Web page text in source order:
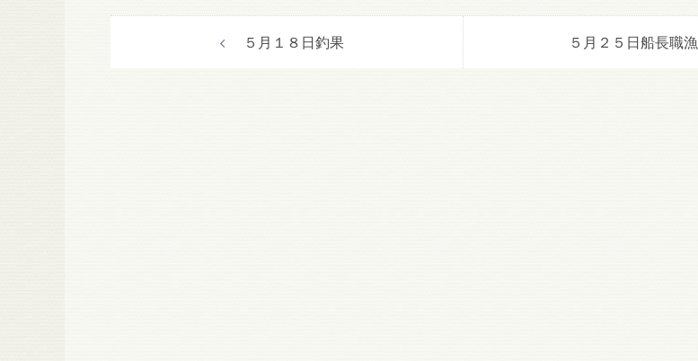
５月１８日釣果 ５月２５日船長職漁